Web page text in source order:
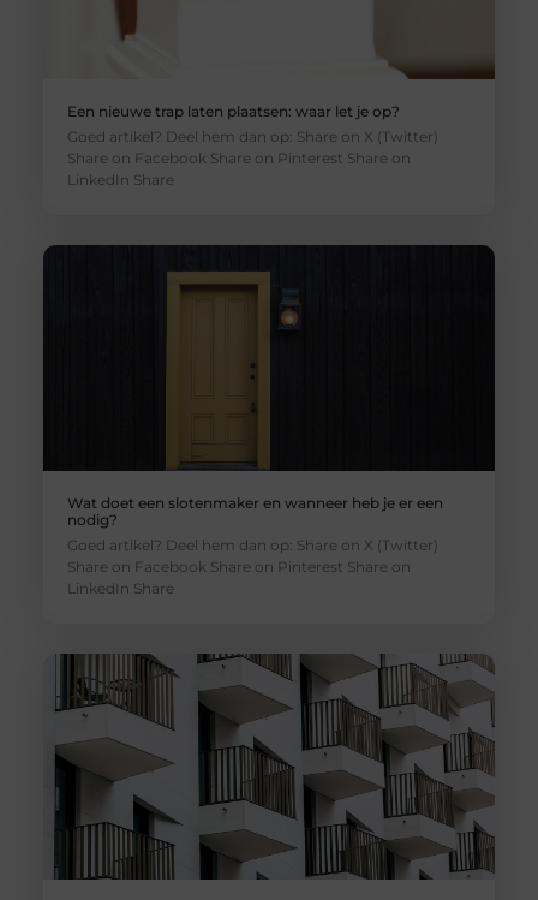
Een nieuwe trap laten plaatsen: waar let je op?
Goed artikel? Deel hem dan op: Share on X (Twitter)
Share on Facebook Share on Pinterest Share on
LinkedIn Share
Wat doet een slotenmaker en wanneer heb je er een
nodig?
Goed artikel? Deel hem dan op: Share on X (Twitter)
Share on Facebook Share on Pinterest Share on
LinkedIn Share